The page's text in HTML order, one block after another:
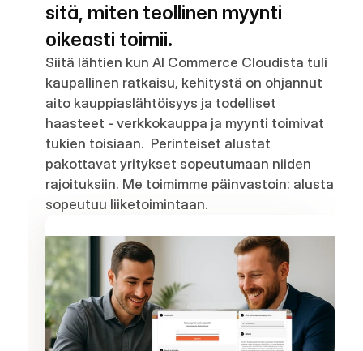
sitä, miten teollinen myynti
oikeasti toimii.
Siitä lähtien kun AI Commerce Cloudista tuli
kaupallinen ratkaisu, kehitystä on ohjannut
aito kauppiaslähtöisyys ja todelliset
haasteet - verkkokauppa ja myynti toimivat
tukien toisiaan.  Perinteiset alustat
pakottavat yritykset sopeutumaan niiden
rajoituksiin. Me toimimme päinvastoin: alusta
sopeutuu liiketoimintaan.